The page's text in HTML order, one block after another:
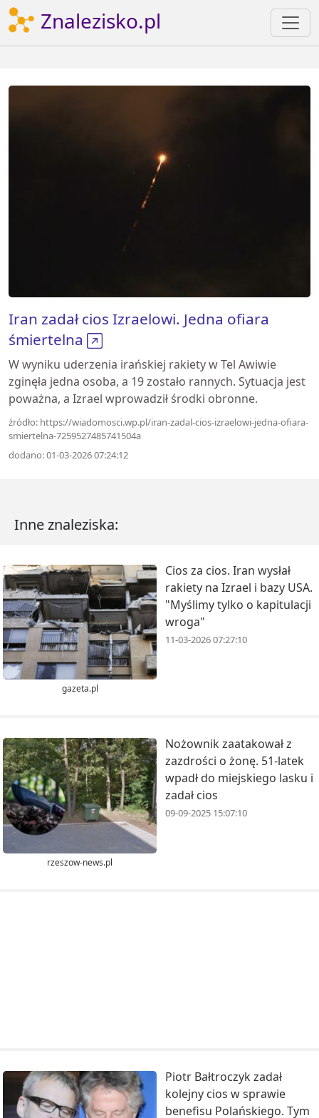
Znalezisko.pl
Iran zadał cios Izraelowi. Jedna ofiara
śmiertelna
W wyniku uderzenia irańskiej rakiety w Tel Awiwie
zginęła jedna osoba, a 19 zostało rannych. Sytuacja jest
poważna, a Izrael wprowadził środki obronne.
źródło: https://wiadomosci.wp.pl/iran-zadal-cios-izraelowi-jedna-ofiara-
smiertelna-7259527485741504a
dodano: 01-03-2026 07:24:12
Inne znaleziska:
gazeta.pl
Cios za cios. Iran wysłał
rakiety na Izrael i bazy USA.
"Myślimy tylko o kapitulacji
wroga"
11-03-2026 07:27:10
rzeszow-news.pl
Nożownik zaatakował z
zazdrości o żonę. 51-latek
wpadł do miejskiego lasku i
zadał cios
09-09-2025 15:07:10
Piotr Bałtroczyk zadał
kolejny cios w sprawie
benefisu Polańskiego. Tym